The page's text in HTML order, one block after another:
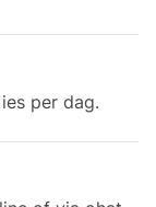
per dag.